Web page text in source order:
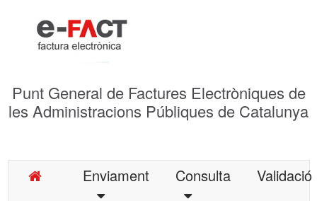
Punt General de Factures Electròniques de
les Administracions Públiques de Catalunya
Enviament Consulta
Validació